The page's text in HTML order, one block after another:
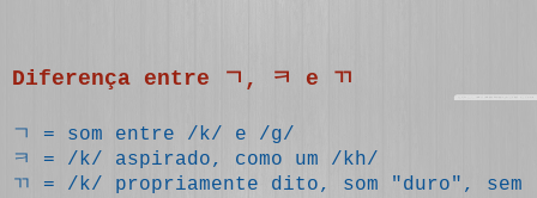
Diferença entre ㄱ, ㅋ e ㄲ
ㄱ = som entre /k/ e /g/
ㅋ = /k/ aspirado, como um /kh/
ㄲ = /k/ propriamente dito, som "duro", sem